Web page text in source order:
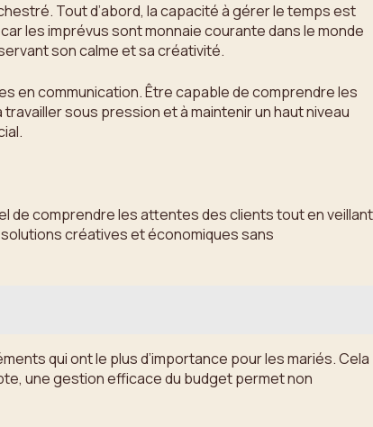
Tout d’abord, la capacité à gérer le temps est
les imprévus sont monnaie courante dans le monde
son calme et sa créativité.
en communication. Être capable de comprendre les
sous pression et à maintenir un haut niveau
de comprendre les attentes des clients tout en veillant
créatives et économiques sans
qui ont le plus d’importance pour les mariés. Cela
une gestion efficace du budget permet non